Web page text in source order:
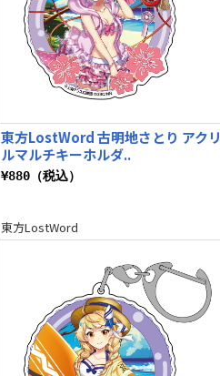
東方LostWord 古明地さとり アクリ
ルマルチキーホルダ..
¥880（税込）
東方LostWord